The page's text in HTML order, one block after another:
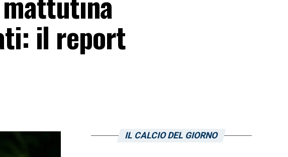
il report
IL CALCIO DEL GIORNO